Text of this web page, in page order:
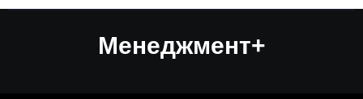
Менеджмент+